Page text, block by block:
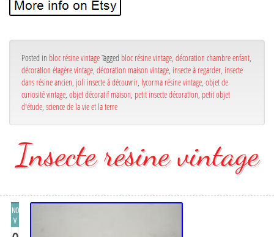
Posted in bloc résine vintageTagged bloc résine vintage décoration chambre enfant
décoration étagère vintage décoration maison vintage insecte à regarder insecte
dans résine ancien joli insecte à découvrir lycorma résine vintage objet de
curiosité vintage objet décoratif maison petit insecte décoration petit objet
d'étude science de la vie et la terre
Insecte résine vintage
NO
V